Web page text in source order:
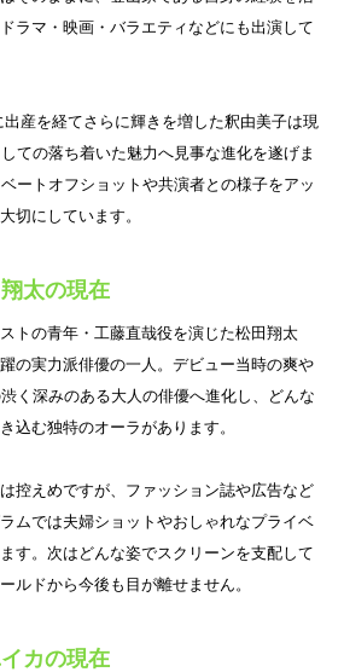
ラマ・映画・バラエティなどにも出演して
産を経てさらに輝きを増した釈由美子は現
ての落ち着いた魅力へ見事な進化を遂げま
ートオフショットや共演者との様子をアッ
切にしています。
太の現在
トの青年・工藤直哉役を演じた松田翔太
の実力派俳優の一人。デビュー当時の爽や
く深みのある大人の俳優へ進化し、どんな
込む独特のオーラがあります。
控えめですが、ファッション誌や広告など
ムでは夫婦ショットやおしゃれなプライベ
す。次はどんな姿でスクリーンを支配して
ルドから今後も目が離せません。
カの現在